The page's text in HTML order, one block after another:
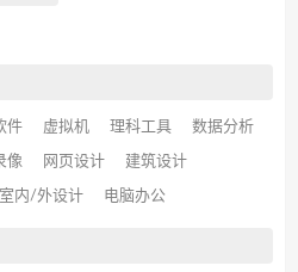
件 虚拟机 理科工具 数据分析
像 网页设计 建筑设计
室内/外设计 电脑办公